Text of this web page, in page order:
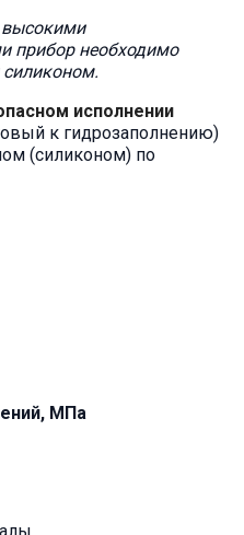
высокими
прибор необходимо
исполнении
к гидрозаполнению)
(силиконом) по
МПа